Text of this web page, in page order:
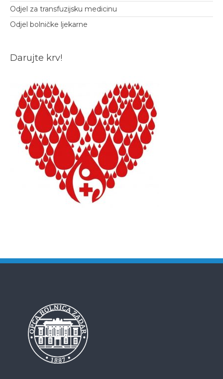
Odjel za transfuzijsku medicinu
Odjel bolničke ljekarne
Darujte krv!